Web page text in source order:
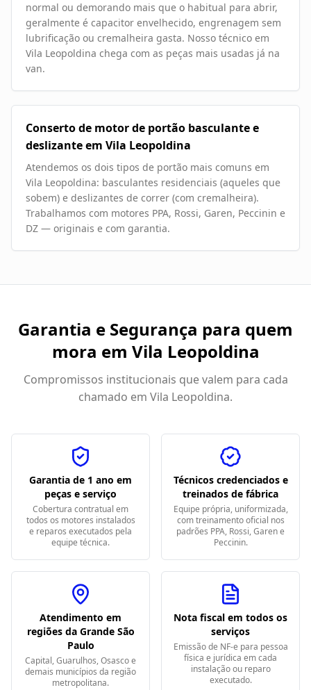
normal ou demorando mais que o habitual para abrir,
geralmente é capacitor envelhecido, engrenagem sem
lubrificação ou cremalheira gasta. Nosso técnico em
Vila Leopoldina chega com as peças mais usadas já na
van.
Conserto de motor de portão basculante e
deslizante em Vila Leopoldina
Atendemos os dois tipos de portão mais comuns em
Vila Leopoldina: basculantes residenciais (aqueles que
sobem) e deslizantes de correr (com cremalheira).
Trabalhamos com motores PPA, Rossi, Garen, Peccinin e
DZ — originais e com garantia.
Garantia e Segurança para quem
mora em Vila Leopoldina
Compromissos institucionais que valem para cada
chamado em Vila Leopoldina.
Garantia de 1 ano em
peças e serviço
Cobertura contratual em
todos os motores instalados
e reparos executados pela
equipe técnica.
Técnicos credenciados e
treinados de fábrica
Equipe própria, uniformizada,
com treinamento oficial nos
padrões PPA, Rossi, Garen e
Peccinin.
Atendimento em
regiões da Grande São
Paulo
Capital, Guarulhos, Osasco e
demais municípios da região
metropolitana.
Nota fiscal em todos os
serviços
Emissão de NF-e para pessoa
física e jurídica em cada
instalação ou reparo
executado.